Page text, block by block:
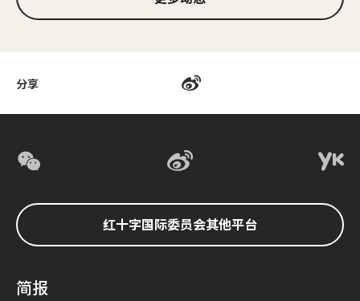
分享
红十字国际委员会其他平台
简报